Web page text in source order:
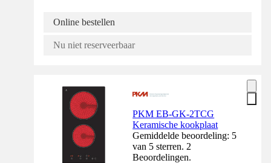
Online bestellen
Nu niet reserveerbaar
PKM EB-GK-2TCG
Keramische kookplaat
Gemiddelde beoordeling: 5
van 5 sterren. 2
Beoordelingen.